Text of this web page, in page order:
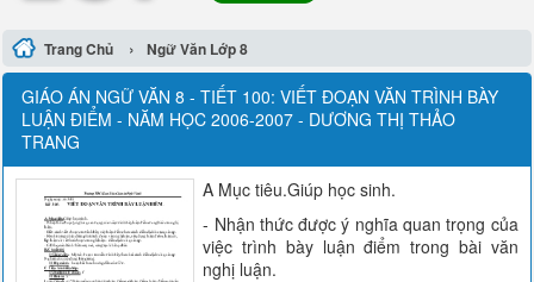
Trang Chủ › Ngữ Văn Lớp 8
GIÁO ÁN NGỮ VĂN 8 - TIẾT 100: VIẾT ĐOẠN VĂN TRÌNH BÀY
LUẬN ĐIỂM - NĂM HỌC 2006-2007 - DƯƠNG THỊ THẢO
TRANG
A Mục tiêu.Giúp học sinh.
- Nhận thức được ý nghĩa quan trọng của
việc trình bày luận điểm trong bài văn
nghị luận.